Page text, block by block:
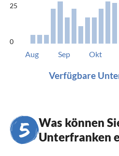
25
0
Aug Sep Okt
Verfügbare
Was können
Unterfranken